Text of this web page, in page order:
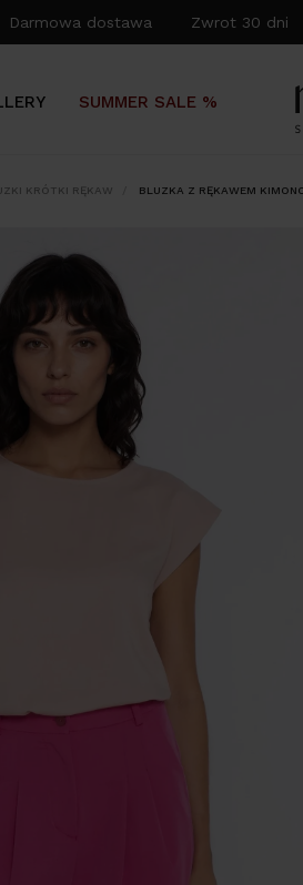
Darmowa dostawa Zwrot 30 dni
SUMMER SALE %
KRÓTKI RĘKAW BLUZKA Z RĘKAWEM